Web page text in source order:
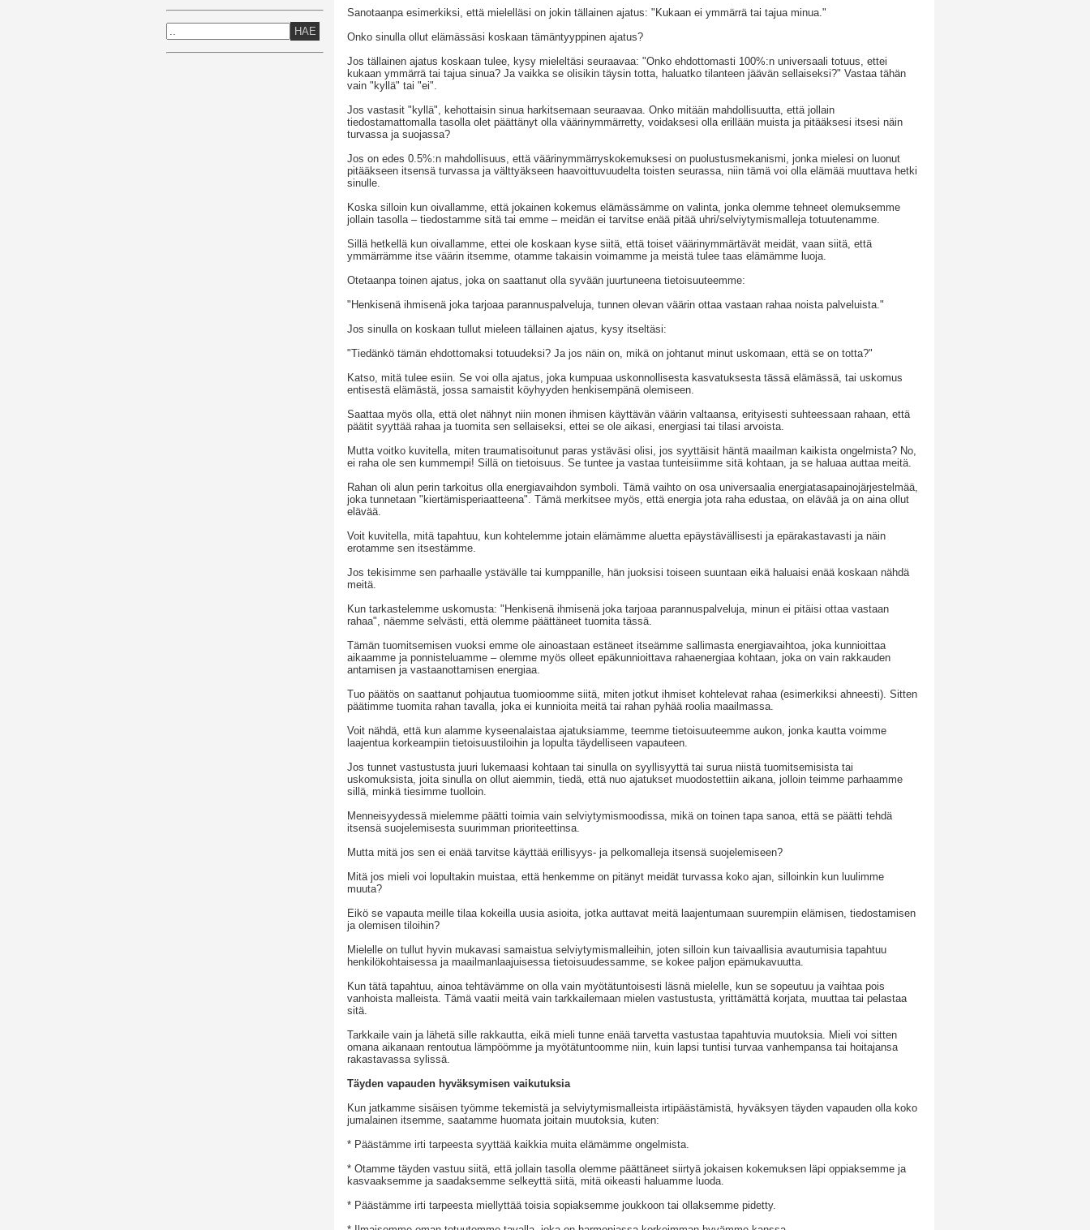
HAE
Sanotaanpa esimerkiksi, että mielelläsi on jokin tällainen ajatus: "Kukaan ei ymmärrä tai tajua minua."
Onko sinulla ollut elämässäsi koskaan tämäntyyppinen ajatus?
Jos tällainen ajatus koskaan tulee, kysy mieleltäsi seuraavaa: "Onko ehdottomasti 100%:n universaali totuus, ettei
kukaan ymmärrä tai tajua sinua? Ja vaikka se olisikin täysin totta, haluatko tilanteen jäävän sellaiseksi?" Vastaa tähän
vain "kyllä" tai "ei".
Jos vastasit "kyllä", kehottaisin sinua harkitsemaan seuraavaa. Onko mitään mahdollisuutta, että jollain
tiedostamattomalla tasolla olet päättänyt olla väärinymmärretty, voidaksesi olla erillään muista ja pitääksesi itsesi näin
turvassa ja suojassa?
Jos on edes 0.5%:n mahdollisuus, että väärinymmärryskokemuksesi on puolustusmekanismi, jonka mielesi on luonut
pitääkseen itsensä turvassa ja välttyäkseen haavoittuvuudelta toisten seurassa, niin tämä voi olla elämää muuttava hetki
sinulle.
Koska silloin kun oivallamme, että jokainen kokemus elämässämme on valinta, jonka olemme tehneet olemuksemme
jollain tasolla – tiedostamme sitä tai emme – meidän ei tarvitse enää pitää uhri/selviytymismalleja totuutenamme.
Sillä hetkellä kun oivallamme, ettei ole koskaan kyse siitä, että toiset väärinymmärtävät meidät, vaan siitä, että
ymmärrämme itse väärin itsemme, otamme takaisin voimamme ja meistä tulee taas elämämme luoja.
Otetaanpa toinen ajatus, joka on saattanut olla syvään juurtuneena tietoisuuteemme:
"Henkisenä ihmisenä joka tarjoaa parannuspalveluja, tunnen olevan väärin ottaa vastaan rahaa noista palveluista."
Jos sinulla on koskaan tullut mieleen tällainen ajatus, kysy itseltäsi:
"Tiedänkö tämän ehdottomaksi totuudeksi? Ja jos näin on, mikä on johtanut minut uskomaan, että se on totta?"
Katso, mitä tulee esiin. Se voi olla ajatus, joka kumpuaa uskonnollisesta kasvatuksesta tässä elämässä, tai uskomus
entisestä elämästä, jossa samaistit köyhyyden henkisempänä olemiseen.
Saattaa myös olla, että olet nähnyt niin monen ihmisen käyttävän väärin valtaansa, erityisesti suhteessaan rahaan, että
päätit syyttää rahaa ja tuomita sen sellaiseksi, ettei se ole aikasi, energiasi tai tilasi arvoista.
Mutta voitko kuvitella, miten traumatisoitunut paras ystäväsi olisi, jos syyttäisit häntä maailman kaikista ongelmista? No,
ei raha ole sen kummempi! Sillä on tietoisuus. Se tuntee ja vastaa tunteisiimme sitä kohtaan, ja se haluaa auttaa meitä.
Rahan oli alun perin tarkoitus olla energiavaihdon symboli. Tämä vaihto on osa universaalia energiatasapainojärjestelmää,
joka tunnetaan "kiertämisperiaatteena". Tämä merkitsee myös, että energia jota raha edustaa, on elävää ja on aina ollut
elävää.
Voit kuvitella, mitä tapahtuu, kun kohtelemme jotain elämämme aluetta epäystävällisesti ja epärakastavasti ja näin
erotamme sen itsestämme.
Jos tekisimme sen parhaalle ystävälle tai kumppanille, hän juoksisi toiseen suuntaan eikä haluaisi enää koskaan nähdä
meitä.
Kun tarkastelemme uskomusta: "Henkisenä ihmisenä joka tarjoaa parannuspalveluja, minun ei pitäisi ottaa vastaan
rahaa", näemme selvästi, että olemme päättäneet tuomita tässä.
Tämän tuomitsemisen vuoksi emme ole ainoastaan estäneet itseämme sallimasta energiavaihtoa, joka kunnioittaa
aikaamme ja ponnisteluamme – olemme myös olleet epäkunnioittava rahaenergiaa kohtaan, joka on vain rakkauden
antamisen ja vastaanottamisen energiaa.
Tuo päätös on saattanut pohjautua tuomioomme siitä, miten jotkut ihmiset kohtelevat rahaa (esimerkiksi ahneesti). Sitten
päätimme tuomita rahan tavalla, joka ei kunnioita meitä tai rahan pyhää roolia maailmassa.
Voit nähdä, että kun alamme kyseenalaistaa ajatuksiamme, teemme tietoisuuteemme aukon, jonka kautta voimme
laajentua korkeampiin tietoisuustiloihin ja lopulta täydelliseen vapauteen.
Jos tunnet vastustusta juuri lukemaasi kohtaan tai sinulla on syyllisyyttä tai surua niistä tuomitsemisista tai
uskomuksista, joita sinulla on ollut aiemmin, tiedä, että nuo ajatukset muodostettiin aikana, jolloin teimme parhaamme
sillä, minkä tiesimme tuolloin.
Menneisyydessä mielemme päätti toimia vain selviytymismoodissa, mikä on toinen tapa sanoa, että se päätti tehdä
itsensä suojelemisesta suurimman prioriteettinsa.
Mutta mitä jos sen ei enää tarvitse käyttää erillisyys- ja pelkomalleja itsensä suojelemiseen?
Mitä jos mieli voi lopultakin muistaa, että henkemme on pitänyt meidät turvassa koko ajan, silloinkin kun luulimme
muuta?
Eikö se vapauta meille tilaa kokeilla uusia asioita, jotka auttavat meitä laajentumaan suurempiin elämisen, tiedostamisen
ja olemisen tiloihin?
Mielelle on tullut hyvin mukavasi samaistua selviytymismalleihin, joten silloin kun taivaallisia avautumisia tapahtuu
henkilökohtaisessa ja maailmanlaajuisessa tietoisuudessamme, se kokee paljon epämukavuutta.
Kun tätä tapahtuu, ainoa tehtävämme on olla vain myötätuntoisesti läsnä mielelle, kun se sopeutuu ja vaihtaa pois
vanhoista malleista. Tämä vaatii meitä vain tarkkailemaan mielen vastustusta, yrittämättä korjata, muuttaa tai pelastaa
sitä.
Tarkkaile vain ja lähetä sille rakkautta, eikä mieli tunne enää tarvetta vastustaa tapahtuvia muutoksia. Mieli voi sitten
omana aikanaan rentoutua lämpöömme ja myötätuntoomme niin, kuin lapsi tuntisi turvaa vanhempansa tai hoitajansa
rakastavassa sylissä.
Täyden vapauden hyväksymisen vaikutuksia
Kun jatkamme sisäisen työmme tekemistä ja selviytymismalleista irtipäästämistä, hyväksyen täyden vapauden olla koko
jumalainen itsemme, saatamme huomata joitain muutoksia, kuten:
* Päästämme irti tarpeesta syyttää kaikkia muita elämämme ongelmista.
* Otamme täyden vastuu siitä, että jollain tasolla olemme päättäneet siirtyä jokaisen kokemuksen läpi oppiaksemme ja
kasvaaksemme ja saadaksemme selkeyttä siitä, mitä oikeasti haluamme luoda.
* Päästämme irti tarpeesta miellyttää toisia sopiaksemme joukkoon tai ollaksemme pidetty.